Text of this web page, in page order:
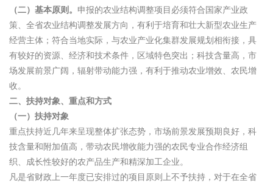
（二）基本原则。 申报的农业结构调整项目必须符合国家产业政
策、全省农业结构调整发展方向，有利于培育和壮大新型农业生产
经营主体；符合当地实际，与农业产业化集群发展规划相衔接，具
有较好的资源、经济和技术条件，区域特色突出；科技含量高，市
场发展前景广阔，辐射带动能力强，有利于推动农业增效、农民增
收。
二、扶持对象、重点和方式
（一）扶持对象
重点扶持近几年来呈现整体扩张态势，市场前景发展预期良好，科
技含量和附加值高，带动农民增收能力强的农民专业合作经济组
织、成长性较好的农产品生产和精深加工企业。
凡是省财政上一年度已安排过的项目原则上不予扶持，对于在全省